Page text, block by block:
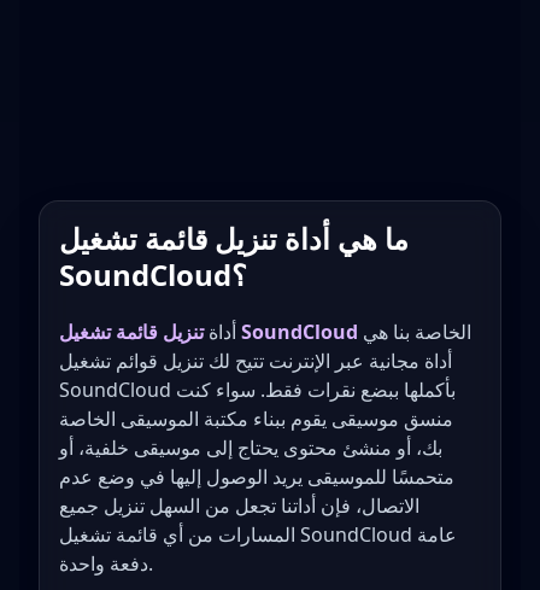
ما هي أداة تنزيل قائمة تشغيل
SoundCloud؟
أداةتنزيل قائمة تشغيل SoundCloud
أداة مجانية عبر الإنترنت تتيح لك تنزيل قوائم تشغيل
SoundCloud بأكملها ببضع نقرات فقط. سواء كنت
منسق موسيقى يقوم ببناء مكتبة الموسيقى الخاصة
بك، أو منشئ محتوى يحتاج إلى موسيقى خلفية، أو
متحمسًا للموسيقى يريد الوصول إليها في وضع عدم
الاتصال، فإن أداتنا تجعل من السهل تنزيل جميع
المسارات من أي قائمة تشغيل SoundCloud عامة
دفعة واحدة.